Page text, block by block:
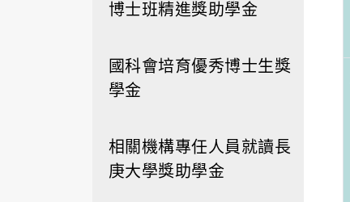
博士班精進獎助學金
國科會培育優秀博士生獎
學金
相關機構專任人員就讀長
庚大學獎助學金